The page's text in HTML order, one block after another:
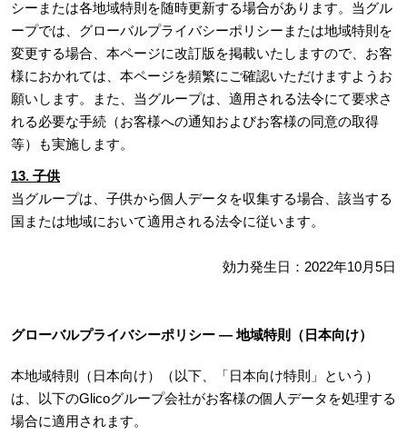
シーまたは各地域特則を随時更新する場合があります。当グル
ープでは、グローバルプライバシーポリシーまたは地域特則を
変更する場合、本ページに改訂版を掲載いたしますので、お客
様におかれては、本ページを頻繁にご確認いただけますようお
願いします。また、当グループは、適用される法令にて要求さ
れる必要な手続（お客様への通知およびお客様の同意の取得
等）も実施します。
13. 子供
当グループは、子供から個人データを収集する場合、該当する
国または地域において適用される法令に従います。
効力発生日：2022年10月5日
グローバルプライバシーポリシー ― 地域特則（日本向け）
本地域特則（日本向け）（以下、「日本向け特則」という）
は、以下のGlicoグループ会社がお客様の個人データを処理する
場合に適用されます。